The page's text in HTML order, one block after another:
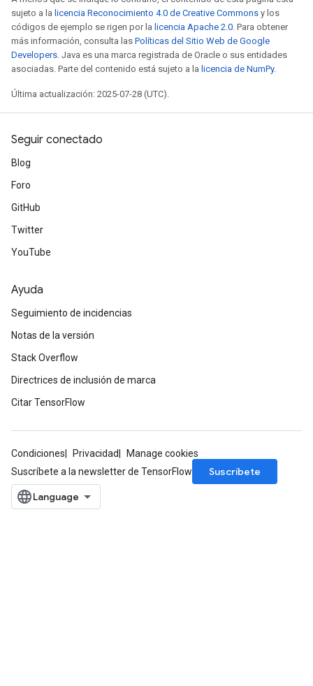
sujeto a la licencia Reconocimiento 4.0 de Creative Commons y los
códigos de ejemplo se rigen por la licencia Apache 2.0. Para obtener
más información, consulta las Políticas del Sitio Web de Google
Developers. Java es una marca registrada de Oracle o sus entidades
asociadas. Parte del contenido está sujeto a la licencia de NumPy.
Última actualización: 2025-07-28 (UTC).
Seguir conectado
Blog
Foro
GitHub
Twitter
YouTube
Ayuda
Seguimiento de incidencias
Notas de la versión
Stack Overflow
Directrices de inclusión de marca
Citar TensorFlow
Condiciones Privacidad
Manage cookies
Suscríbete a la newsletter de TensorFlow
Suscríbete